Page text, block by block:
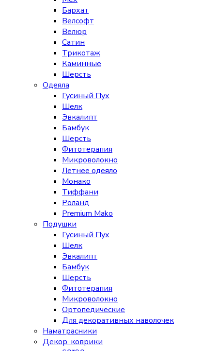
Бархат
Велсофт
Велюр
Сатин
Трикотаж
Каминные
Шерсть
Одеяла
Гусиный Пух
Шелк
Эвкалипт
Бамбук
Шерсть
Фитотерапия
Микроволокно
Летнее одеяло
Монако
Тиффани
Роланд
Premium Mako
Подушки
Гусиный Пух
Шелк
Эвкалипт
Бамбук
Шерсть
Фитотерапия
Микроволокно
Ортопедические
Для декоративных наволочек
Наматрасники
Декор. коврики